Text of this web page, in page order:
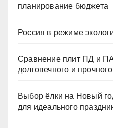
планирование бюджета
Россия в режиме
Сравнение плит ПД и
долговечного и
Выбор ёлки на Новый
для идеального